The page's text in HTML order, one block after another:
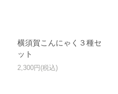
横須賀こんにゃく３種セ
ット
2,300円(税込)